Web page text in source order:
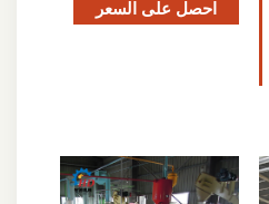
احصل على السعر